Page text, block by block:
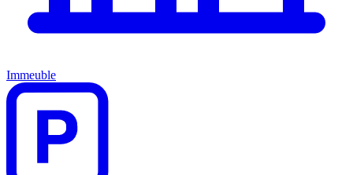
Immeuble